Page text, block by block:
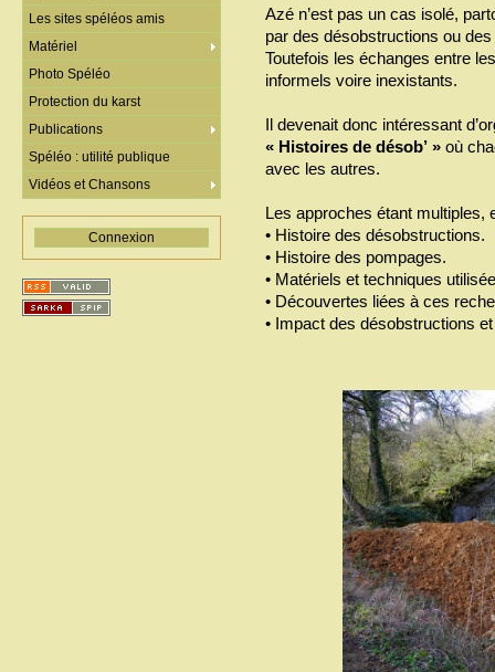
Azé n’est pas un cas isolé,
par des désobstructions ou
Toutefois les échanges entre
informels voire inexistants.
Il devenait donc intéressant
« Histoires de désob’ » où
avec les autres.
Les approches étant multiples,
• Histoire des désobstructions.
• Histoire des pompages.
• Matériels et techniques
• Découvertes liées à ces
• Impact des désobstructions
Les sites spéléos amis
Matériel
Photo Spéléo
Protection du karst
Publications
Spéléo : utilité publique
Vidéos et Chansons
Connexion